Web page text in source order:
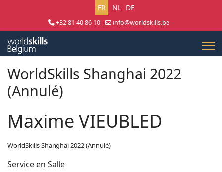
Sélectionnez votre langue
FR NL DE
+32 81 40 86 10
info@worldskills.be
WorldSkills Shanghai 2022
(Annulé)
Maxime VIEUBLED
WorldSkills Shanghai 2022 (Annulé)
Service en Salle